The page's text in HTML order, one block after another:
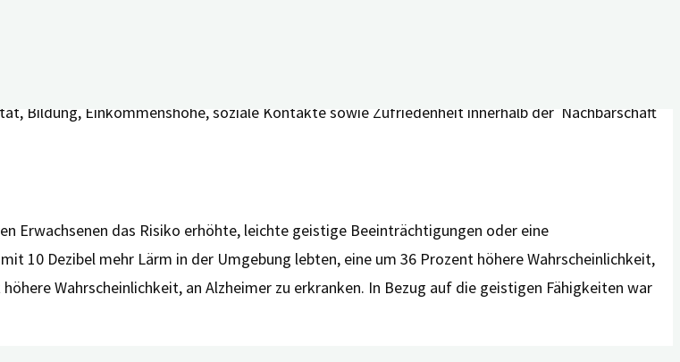
die Teilnehmenden in den fünf Jahren vor den Untersuchungen lebten. Für ihre Berechnungen
Bildung, Einkommenshöhe, soziale Kontakte sowie Zufriedenheit innerhalb der Nachbarschaft
Erwachsenen das Risiko erhöhte, leichte geistige Beeinträchtigungen oder eine
10 Dezibel mehr Lärm in der Umgebung lebten, eine um 36 Prozent höhere Wahrscheinlichkeit,
Wahrscheinlichkeit, an Alzheimer zu erkranken. In Bezug auf die geistigen Fähigkeiten war